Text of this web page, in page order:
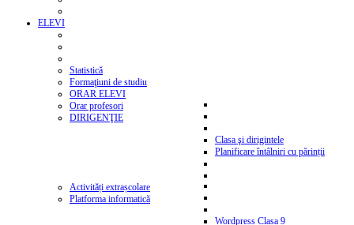
ELEVI
Statistică
Formaţiuni de studiu
ORAR ELEVI
Orar profesori
DIRIGENŢIE
Clasa şi dirigintele
Planificare întâlniri cu părinții
Activități extrașcolare
Platforma informatică
Wordpress Clasa 9